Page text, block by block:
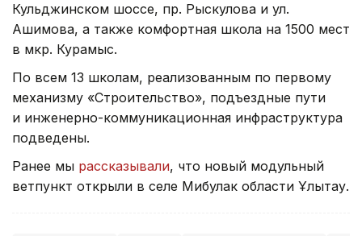
Кульджинском шоссе, пр. Рыскулова и ул.
Ашимова, а также комфортная школа на 1500 мест
в мкр. Курамыс.
По всем 13 школам, реализованным по первому
механизму «Строительство», подъездные пути
и инженерно-коммуникационная инфраструктура
подведены.
Ранее мы рассказывали, что новый модульный
ветпункт открыли в селе Мибулак области Ұлытау.